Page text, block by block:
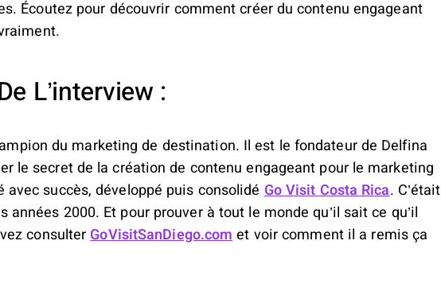
Écoutez pour découvrir comment créer du contenu engageant
L’interview :
du marketing de destination. Il est le fondateur de Delfina
le secret de la création de contenu engageant pour le marketing
succès, développé puis consolidé Go Visit Costa Rica. C’était
années 2000. Et pour prouver à tout le monde qu’il sait ce qu’il
consulter GoVisitSanDiego.com et voir comment il a remis ça